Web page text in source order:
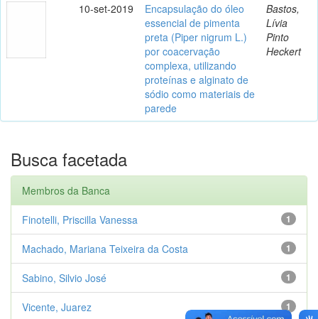
10-set-2019
Encapsulação do óleo
essencial de pimenta
preta (Piper nigrum L.)
por coacervação
complexa, utilizando
proteínas e alginato de
sódio como materiais de
parede
Bastos,
Lívia
Pinto
Heckert
Busca facetada
Membros da Banca
1
Finotelli, Priscilla Vanessa
1
Machado, Mariana Teixeira da Costa
1
Sabino, Silvio José
1
Vicente, Juarez